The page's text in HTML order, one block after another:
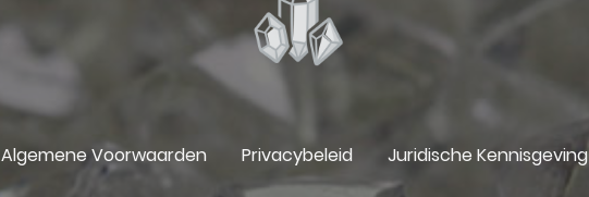
Algemene Voorwaarden Privacybeleid Juridische Kennisgeving